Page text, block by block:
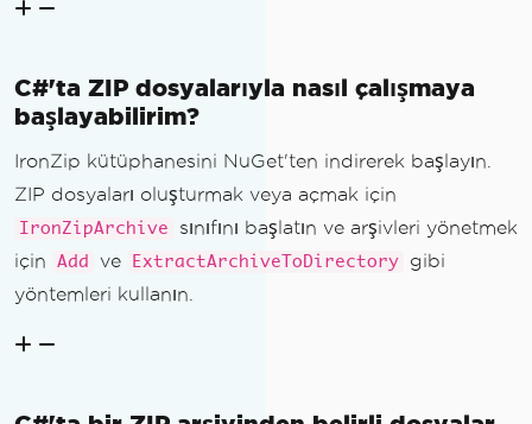
C#'ta ZIP dosyalarıyla nasıl çalışmaya
başlayabilirim?
IronZip kütüphanesini NuGet'ten indirerek başlayın.
ZIP dosyaları oluşturmak veya açmak için
IronZipArchive
sınıfını başlatın ve arşivleri yönetmek
için
Add ve ExtractArchiveToDirectory
gibi
yöntemleri kullanın.